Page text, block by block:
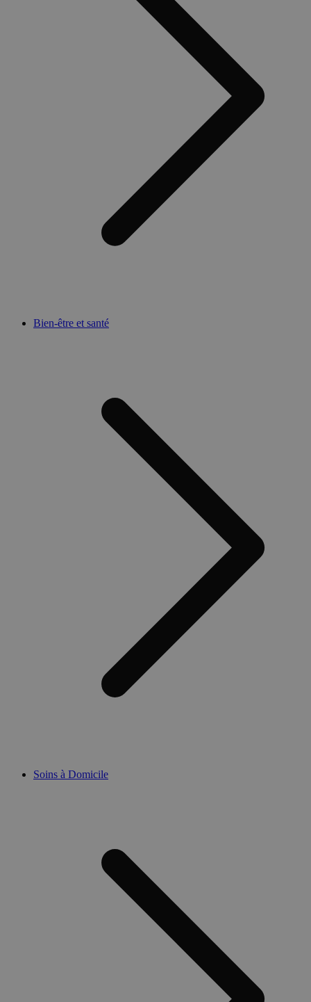
Bien-être et santé
Soins à Domicile